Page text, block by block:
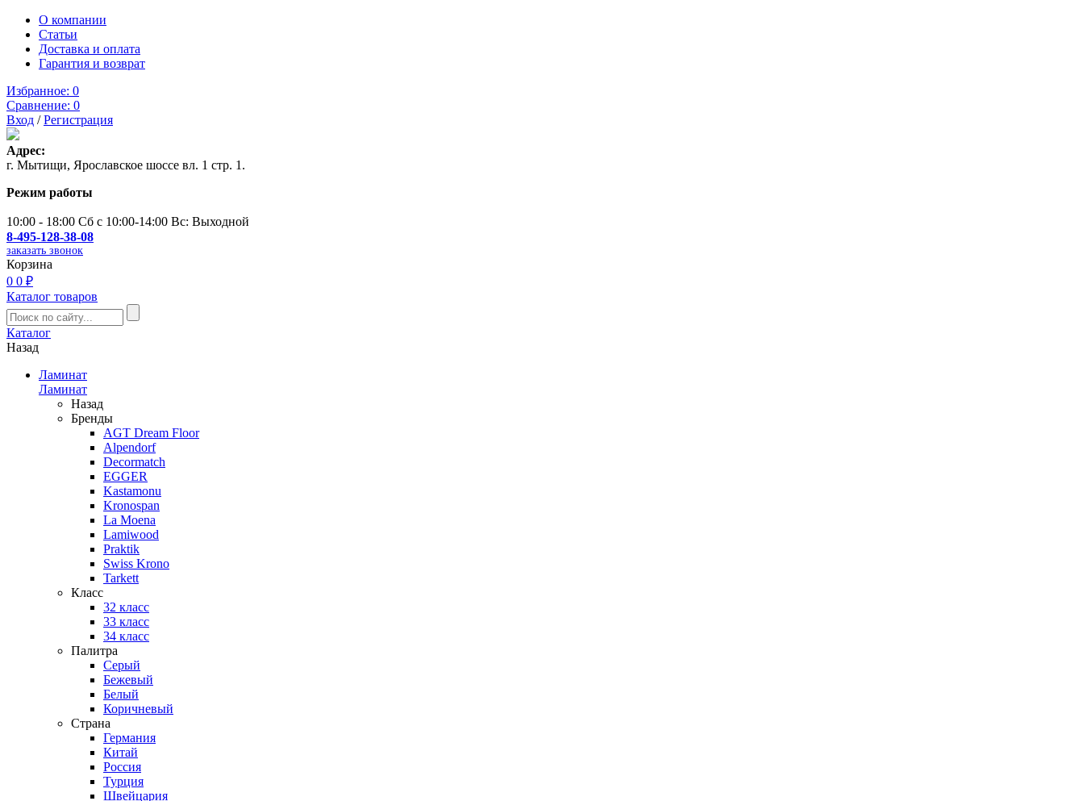
О компании
Статьи
Доставка и оплата
Гарантия и возврат
Избранное: 0
Сравнение: 0
Вход /Регистрация
Адрес:
г. Мытищи, Ярославское шоссе вл. 1 стр. 1.
Режим работы
10:00 - 18:00 Сб с 10:00-14:00 Вс: Выходной
8-495-128-38-08
заказать звонок
Корзина
0 0 ₽
Каталог товаров
Каталог
Назад
Ламинат
Ламинат
Назад
Бренды
AGT Dream Floor
Alpendorf
Decormatch
EGGER
Kastamonu
Kronospan
La Moena
Lamiwood
Praktik
Swiss Krono
Tarkett
Класс
32 класс
33 класс
34 класс
Палитра
Серый
Бежевый
Белый
Коричневый
Страна
Германия
Китай
Россия
Турция
Швейцария